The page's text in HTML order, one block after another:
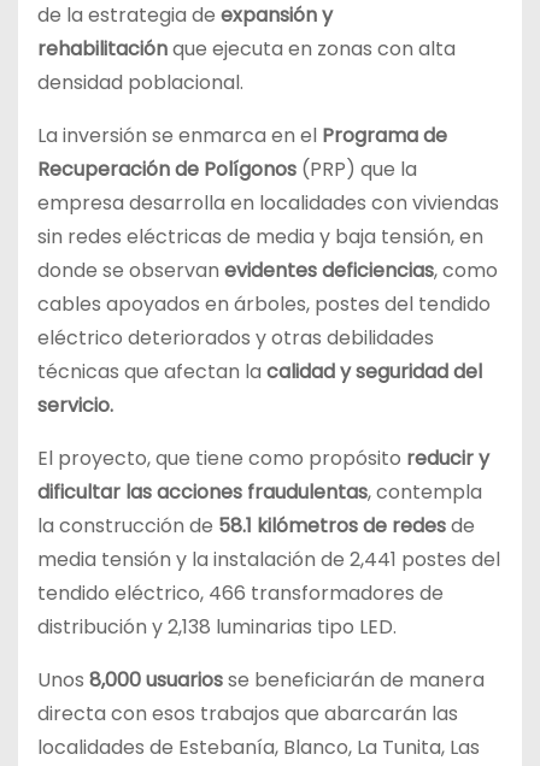
de la estrategia de expansión y
rehabilitaciónque ejecuta en zonas con alta
densidad poblacional.
La inversión se enmarca en el Programa de
Recuperación de Polígonos (PRP) que la
empresa desarrolla en localidades con viviendas
sin redes eléctricas de media y baja tensión, en
donde se observan evidentes deficiencias, como
cables apoyados en árboles, postes del tendido
eléctrico deteriorados y otras debilidades
técnicas que afectan la calidad y seguridad del
servicio.
El proyecto, que tiene como propósito reducir y
dificultar las acciones fraudulentas, contempla
la construcción de 58.1 kilómetros de redesde
media tensión y la instalación de 2,441 postes del
tendido eléctrico, 466 transformadores de
distribución y 2,138 luminarias tipo LED.
Unos 8,000 usuariosse beneficiarán de manera
directa con esos trabajos que abarcarán las
localidades de Estebanía, Blanco, La Tunita, Las